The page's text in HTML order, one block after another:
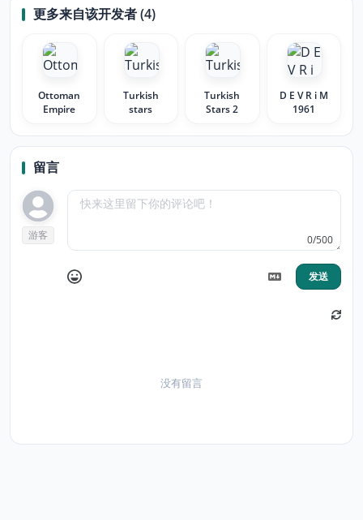
更多来自该开发者 (4)
Ottoman
Empire
Turkish
stars
Turkish
Stars 2
D E V R i M
1961
留言
游客 0/500
发送
没有留言